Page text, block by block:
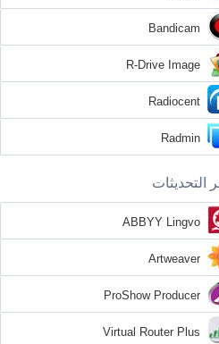
Bandicam
R-Drive Image
Radiocent
Radmin
التحديثات
ABBYY Lingvo
Artweaver
ProShow Producer
Virtual Router Plus